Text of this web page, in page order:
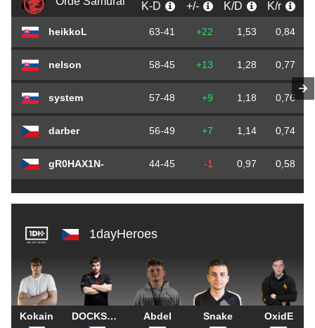
K-D +/- K/D K/r
heikkoL 63-41 +22 1,53 0,84
nelson 58-45 +13 1,28 0,77
system 57-48 +9 1,18 0,76
darber 56-49 +7 1,14 0,74
gR0HAX1N- 44-45 -1 0,97 0,58
1dayHeroes
Kokain DOCKSTAR Abdel Snake OxidE